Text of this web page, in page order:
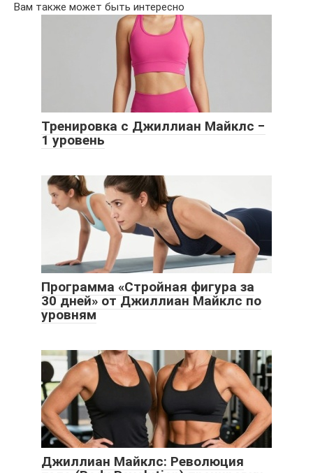
Вам также может быть интересно
Тренировка с Джиллиан Майклс −
1 уровень
Программа «Стройная фигура за
30 дней» от Джиллиан Майклс по
уровням
Джиллиан Майклс: Революция